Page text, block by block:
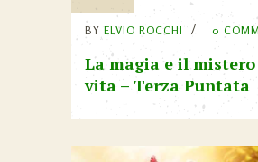
BY ELVIO ROCCHI 0
La magia e il
vita – Terza Puntata